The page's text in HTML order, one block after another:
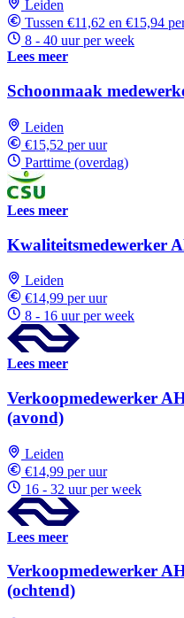
Leiden
Tussen €11,62 en €15,94
8 - 40 uur per week
Lees meer
Schoonmaak
Leiden
€15,52 per uur
Parttime (overdag)
Lees meer
Kwaliteitsmedewerker
Leiden
€14,99 per uur
8 - 16 uur per week
Lees meer
Verkoopmedewerker
(avond)
Leiden
€14,99 per uur
16 - 32 uur per week
Lees meer
Verkoopmedewerker
(ochtend)